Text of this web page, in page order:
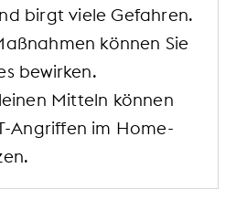
birgt viele Gefahren.
können Sie
bewirken.
Mitteln können
Angriffen im Home-